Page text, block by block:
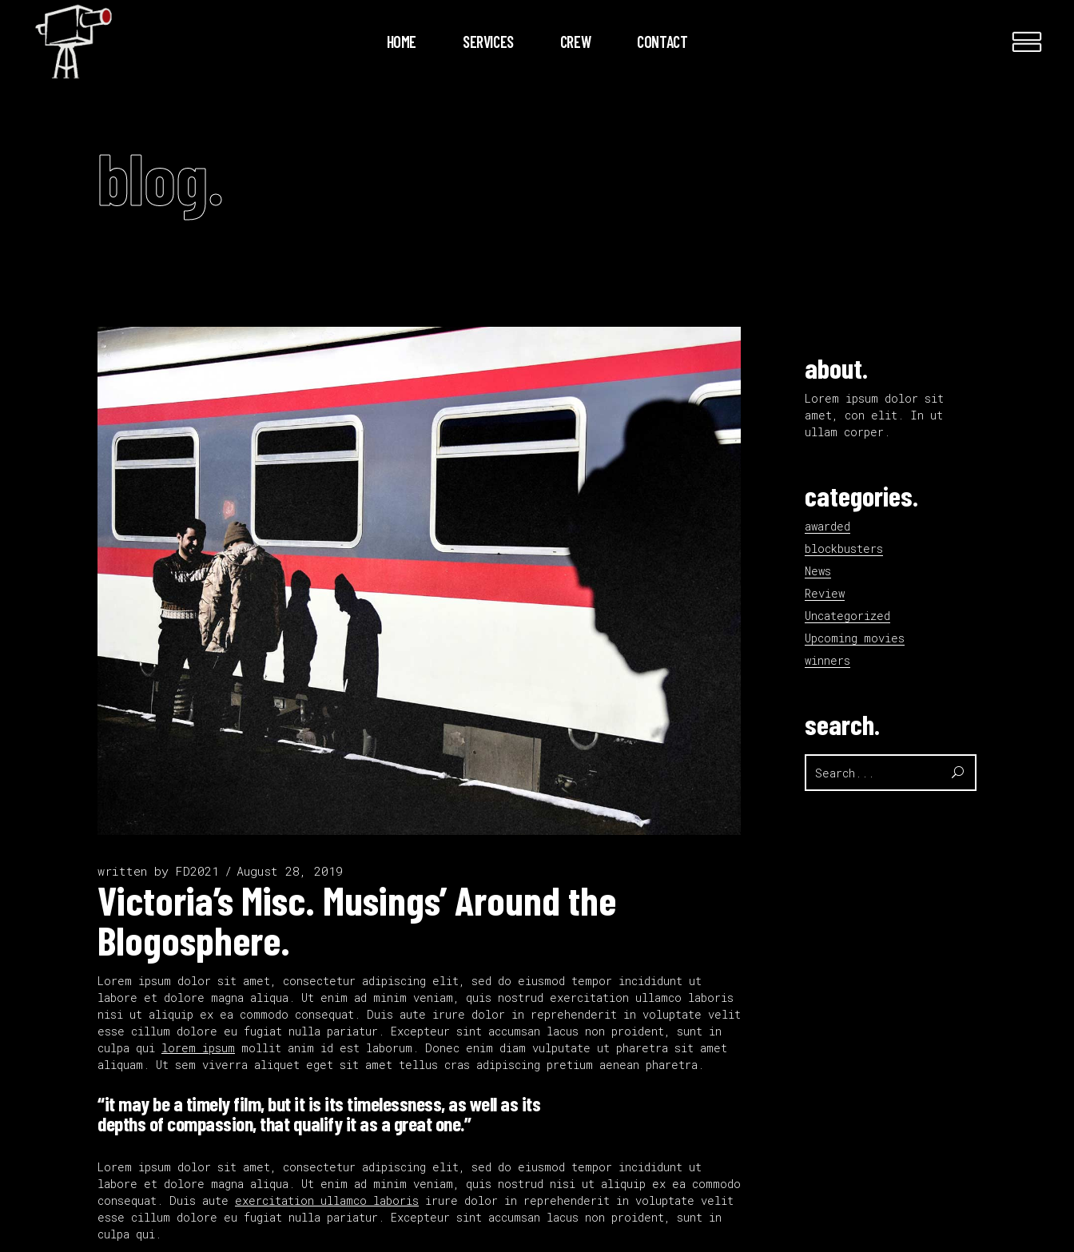
HOME SERVICES CREW CONTACT
blog.
written by FD2021 August 28, 2019
Victoria’s Misc. Musings’ Around the
Blogosphere.
Lorem ipsum dolor sit amet, consectetur adipiscing elit, sed do eiusmod tempor incididunt ut
labore et dolore magna aliqua. Ut enim ad minim veniam, quis nostrud exercitation ullamco laboris
nisi ut aliquip ex ea commodo consequat. Duis aute irure dolor in reprehenderit in voluptate velit
esse cillum dolore eu fugiat nulla pariatur. Excepteur sint accumsan lacus non proident, sunt in
culpa qui lorem ipsum mollit anim id est laborum. Donec enim diam vulputate ut pharetra sit amet
aliquam. Ut sem viverra aliquet eget sit amet tellus cras adipiscing pretium aenean pharetra.
“it may be a timely film, but it is its timelessness, as well as its
depths of compassion, that qualify it as a great one.”
Lorem ipsum dolor sit amet, consectetur adipiscing elit, sed do eiusmod tempor incididunt ut
labore et dolore magna aliqua. Ut enim ad minim veniam, quis nostrud nisi ut aliquip ex ea commodo
consequat. Duis aute exercitation ullamco laboris irure dolor in reprehenderit in voluptate velit
esse cillum dolore eu fugiat nulla pariatur. Excepteur sint accumsan lacus non proident, sunt in
culpa qui.
about.
Lorem ipsum dolor sit
amet, con elit. In ut
ullam corper.
categories.
awarded
blockbusters
News
Review
Uncategorized
Upcoming movies
winners
search.
for: